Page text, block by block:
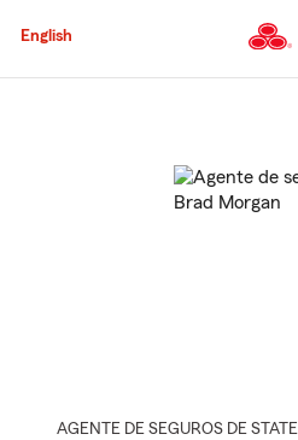
al
English
AGENTE DE SEGUROS DE